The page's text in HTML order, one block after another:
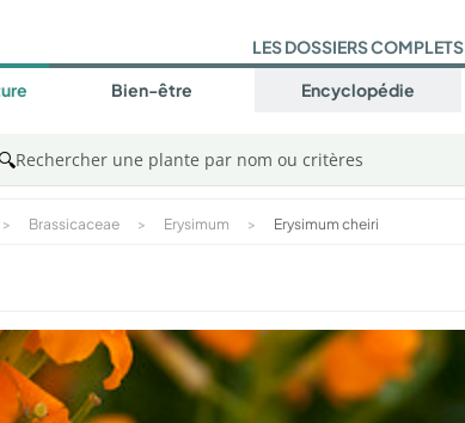
LES DOSSIERS COMPLETS
Bien-être Encyclopédie
🔍Rechercher une plante par nom ou critères
> Brassicaceae > Erysimum > Erysimum cheiri